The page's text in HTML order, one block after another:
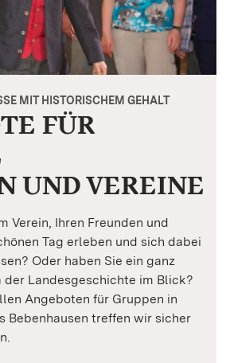
MIT HISTORISCHEM GEHALT
FÜR
UND VEREINE
Verein, Ihren Freunden und
Tag erleben und sich dabei
Oder haben Sie ein ganz
der Landesgeschichte im Blick?
Angeboten für Gruppen in
Bebenhausen treffen wir sicher